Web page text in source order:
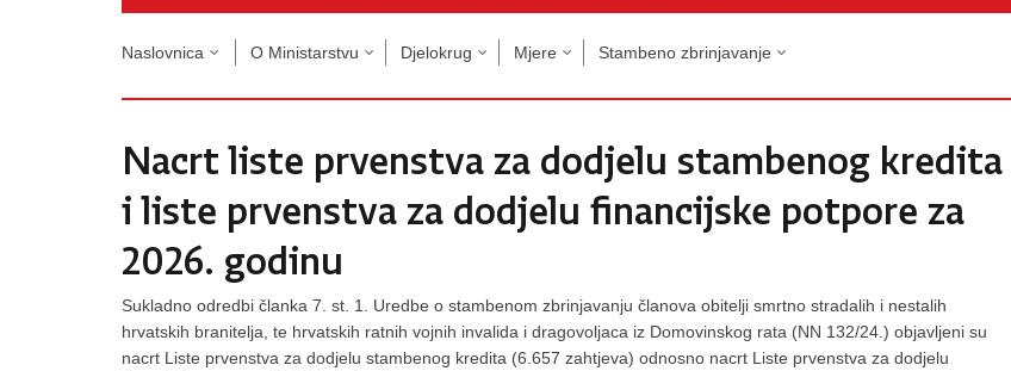
Naslovnica O Ministarstvu Djelokrug Mjere Stambeno zbrinjavanje
Nacrt liste prvenstva za dodjelu stambenog kredita
i liste prvenstva za dodjelu financijske potpore za
2026. godinu
Sukladno odredbi članka 7. st. 1. Uredbe o stambenom zbrinjavanju članova obitelji smrtno stradalih i nestalih
hrvatskih branitelja, te hrvatskih ratnih vojnih invalida i dragovoljaca iz Domovinskog rata (NN 132/24.) objavljeni su
nacrt Liste prvenstva za dodjelu stambenog kredita (6.657 zahtjeva) odnosno nacrt Liste prvenstva za dodjelu